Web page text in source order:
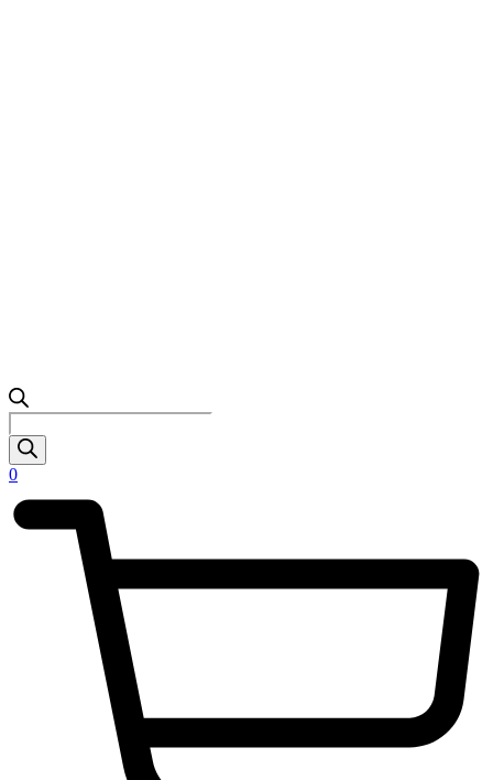
Products
search
0